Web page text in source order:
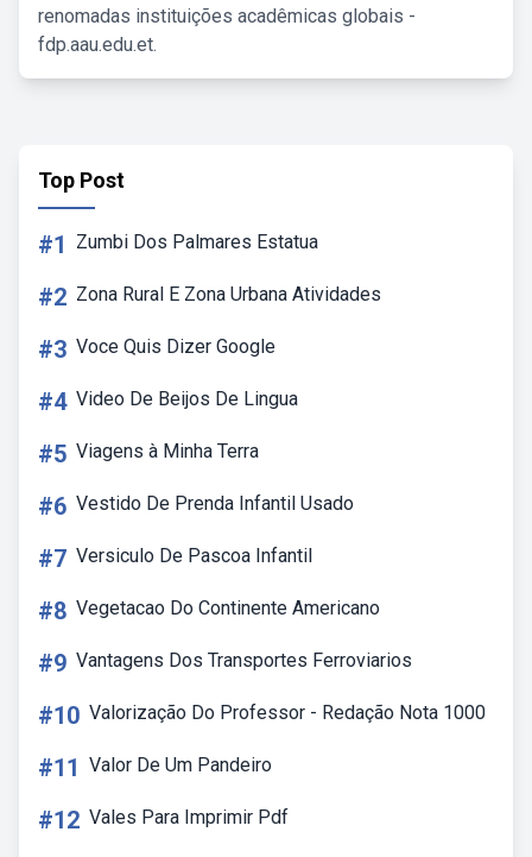
renomadas instituições acadêmicas globais -
fdp.aau.edu.et.
Top Post
#1 Zumbi Dos Palmares Estatua
#2 Zona Rural E Zona Urbana Atividades
#3 Voce Quis Dizer Google
#4 Video De Beijos De Lingua
#5 Viagens à Minha Terra
#6 Vestido De Prenda Infantil Usado
#7 Versiculo De Pascoa Infantil
#8 Vegetacao Do Continente Americano
#9 Vantagens Dos Transportes Ferroviarios
#10 Valorização Do Professor - Redação Nota 1000
#11 Valor De Um Pandeiro
#12 Vales Para Imprimir Pdf